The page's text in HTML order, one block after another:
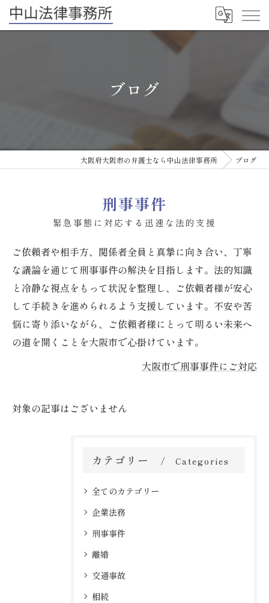
ブログ
大阪府大阪市の弁護士なら中山法律事務所 ブログ
刑事事件
緊急事態に対応する迅速な法的支援
ご依頼者や相手方、関係者全員と真摯に向き合い、丁寧
な議論を通じて刑事事件の解決を目指します。法的知識
と冷静な視点をもって状況を整理し、ご依頼者様が安心
して手続きを進められるよう支援しています。不安や苦
悩に寄り添いながら、ご依頼者様にとって明るい未来へ
の道を開くことを大阪市で心掛けています。
大阪市で刑事事件にご対応
対象の記事はございません
カテゴリー Categories
全てのカテゴリー
企業法務
刑事事件
離婚
交通事故
相続